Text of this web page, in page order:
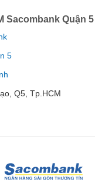
Sacombank Quận 5
5
Q5, Tp.HCM